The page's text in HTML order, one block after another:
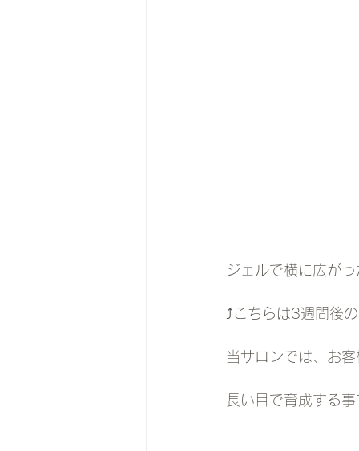
ジェルで横に広が
⤴︎こちらは3週間後
当サロンでは、お
長い目で育成する